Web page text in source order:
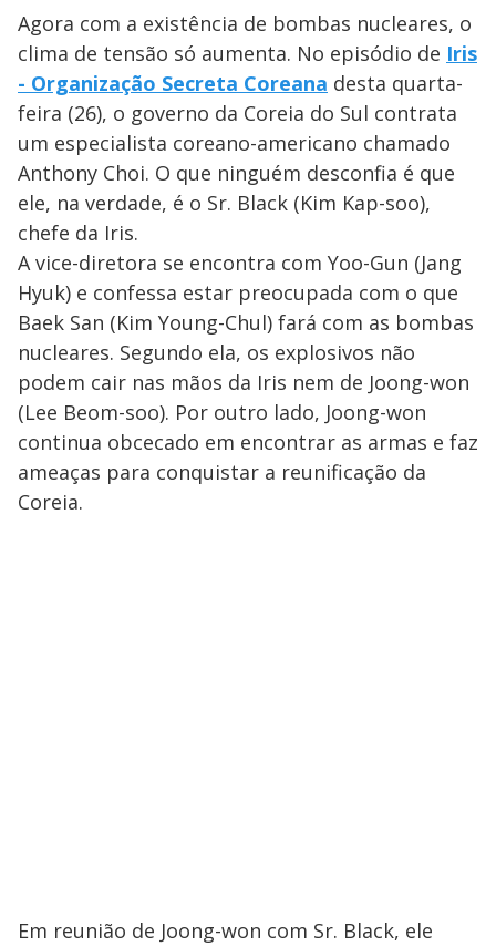
Agora com a existência de bombas nucleares, o
clima de tensão só aumenta. No episódio de Iris
- Organização Secreta Coreana desta quarta-
feira (26), o governo da Coreia do Sul contrata
um especialista coreano-americano chamado
Anthony Choi. O que ninguém desconfia é que
ele, na verdade, é o Sr. Black (Kim Kap-soo),
chefe da Iris.
A vice-diretora se encontra com Yoo-Gun (Jang
Hyuk) e confessa estar preocupada com o que
Baek San (Kim Young-Chul) fará com as bombas
nucleares. Segundo ela, os explosivos não
podem cair nas mãos da Iris nem de Joong-won
(Lee Beom-soo). Por outro lado, Joong-won
continua obcecado em encontrar as armas e faz
ameaças para conquistar a reunificação da
Coreia.
Em reunião de Joong-won com Sr. Black, ele